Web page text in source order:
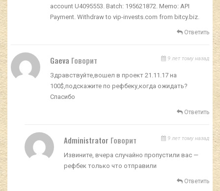
account U4095553. Batch: 195621872. Memo: API
Payment. Withdraw to vip-invests.com from bitcy.biz.
Ответить
Gaeva Говорит 9 лет тому назад
Здравствуйте,вошел в проект 21.11.17 на
100$,подскажите по рефбеку,когда ожидать?
Спасибо
Ответить
Administrator Говорит 9 лет тому назад
Извините, вчера случайно пропустили вас —
рефбек только что отправили
Ответить